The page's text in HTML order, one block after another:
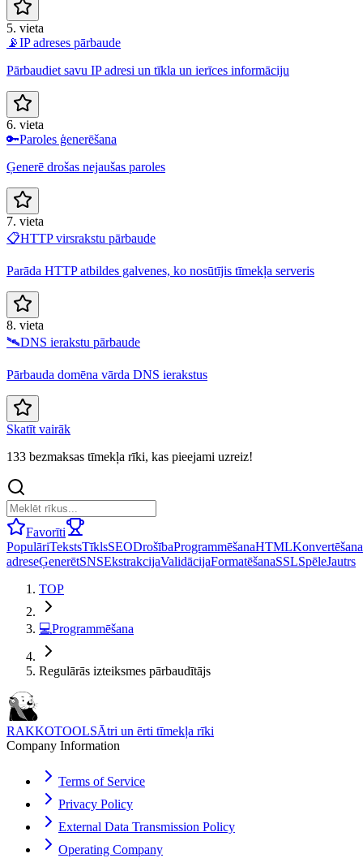
5. vieta
📡IP adreses pārbaude
Pārbaudiet savu IP adresi un tīkla un ierīces informāciju
6. vieta
🔑Paroles ģenerēšana
Ģenerē drošas nejaušas paroles
7. vieta
📋HTTP virsrakstu pārbaude
Parāda HTTP atbildes galvenes, ko nosūtījis tīmekļa serveris
8. vieta
🛰️DNS ierakstu pārbaude
Pārbauda domēna vārda DNS ierakstus
Skatīt vairāk
133 bezmaksas tīmekļa rīki, kas pieejami uzreiz!
Favorīti
PopulāriTekstsTīklsSEODrošībaProgrammēšanaHTMLKonvertēšana
adreseĢenerētSNSEkstrakcijaValidācijaFormatēšanaSSLSpēleJautrs
TOP
💻Programmēšana
Regulārās izteiksmes pārbaudītājs
RAKKOTOOLSĀtri un ērti tīmekļa rīki
Company Information
Terms of Service
Privacy Policy
External Data Transmission Policy
Operating Company